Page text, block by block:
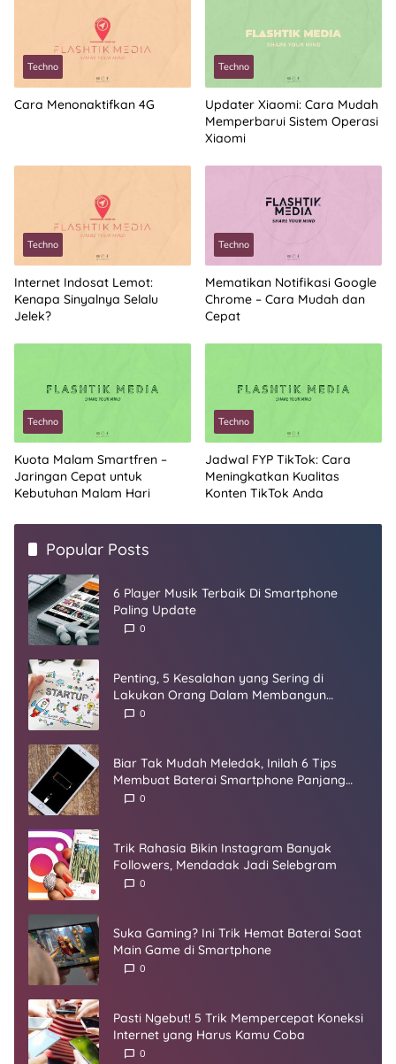
Techno
Cara Menonaktifkan 4G
Techno
Updater Xiaomi: Cara Mudah
Memperbarui Sistem Operasi
Xiaomi
Techno
Internet Indosat Lemot:
Kenapa Sinyalnya Selalu
Jelek?
Techno
Mematikan Notifikasi Google
Chrome – Cara Mudah dan
Cepat
Techno
Kuota Malam Smartfren –
Jaringan Cepat untuk
Kebutuhan Malam Hari
Techno
Jadwal FYP TikTok: Cara
Meningkatkan Kualitas
Konten TikTok Anda
Popular Posts
6 Player Musik Terbaik Di Smartphone
Paling Update
0
Penting, 5 Kesalahan yang Sering di
Lakukan Orang Dalam Membangun
Startup
0
Biar Tak Mudah Meledak, Inilah 6 Tips
Membuat Baterai Smartphone Panjang
Umur
0
Trik Rahasia Bikin Instagram Banyak
Followers, Mendadak Jadi Selebgram
0
Suka Gaming? Ini Trik Hemat Baterai Saat
Main Game di Smartphone
0
Pasti Ngebut! 5 Trik Mempercepat Koneksi
Internet yang Harus Kamu Coba
0